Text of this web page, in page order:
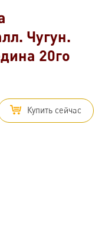
Чугун.
20го
Купить сейчас